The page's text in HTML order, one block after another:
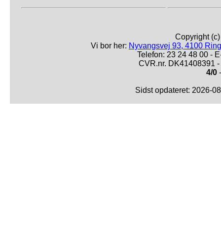
Copyright
Vi bor her: Nyvangsvej 93, 4100
Telefon: 23 24 48 00 -
CVR.nr. DK41408391
4/0
Sidst opdateret: 2026-